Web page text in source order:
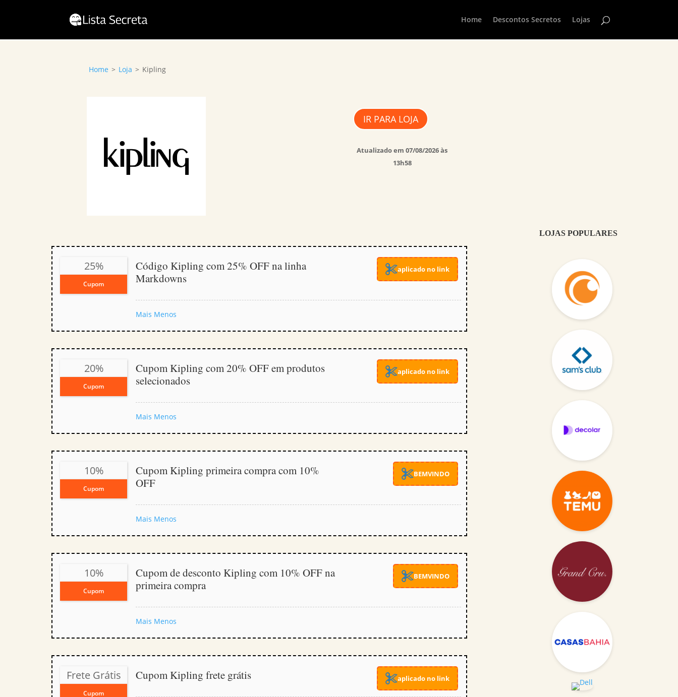
Home Descontos Secretos Lojas
Home > Loja > Kipling
IR PARA LOJA
Atualizado em 07/08/2026 às
13h58
25%
Cupom
Código Kipling com 25% OFF na linha
Markdowns
aplicado no link
Mais Menos
20%
Cupom
Cupom Kipling com 20% OFF em produtos
selecionados
aplicado no link
Mais Menos
10%
Cupom
Cupom Kipling primeira compra com 10%
OFF
BEMVINDO
Mais Menos
10%
Cupom
Cupom de desconto Kipling com 10% OFF na
primeira compra
BEMVINDO
Mais Menos
Frete Grátis
Cupom
Cupom Kipling frete grátis aplicado no link
LOJAS POPULARES